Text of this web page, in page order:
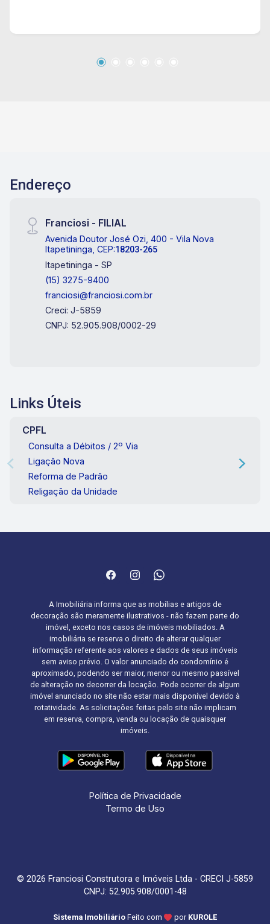
com acabamento de alto padrão.
Endereço
Franciosi - FILIAL
Avenida Doutor José Ozi, 400 - Vila Nova
Itapetininga, CEP:18203-265
Itapetininga - SP
(15) 3275-9400
franciosi@franciosi.com.br
Creci: J-5859
CNPJ: 52.905.908/0002-29
Links Úteis
CPFL
Consulta a Débitos / 2º Via
Ligação Nova
Reforma de Padrão
Religação da Unidade
A Imobiliária informa que as mobílias e artigos de
decoração são meramente ilustrativos - não fazem parte do
imóvel, exceto nos casos de imóveis mobiliados. A
imobiliária se reserva o direito de alterar qualquer
informação referente aos valores e dados de seus imóveis
sem aviso prévio. O valor anunciado do condomínio é
aproximado, podendo ser maior, menor ou mesmo passível
de alteração no decorrer da locação. Pode ocorrer de algum
imóvel anunciado no site não estar mais disponível devido à
rotatividade. As solicitações feitas pelo site não implicam
em reserva, compra, venda ou locação de quaisquer
imóveis.
Política de Privacidade
Termo de Uso
© 2026 Franciosi Construtora e Imóveis Ltda - CRECI J-5859
CNPJ: 52.905.908/0001-48
Sistema Imobiliário Feito com por KUROLE